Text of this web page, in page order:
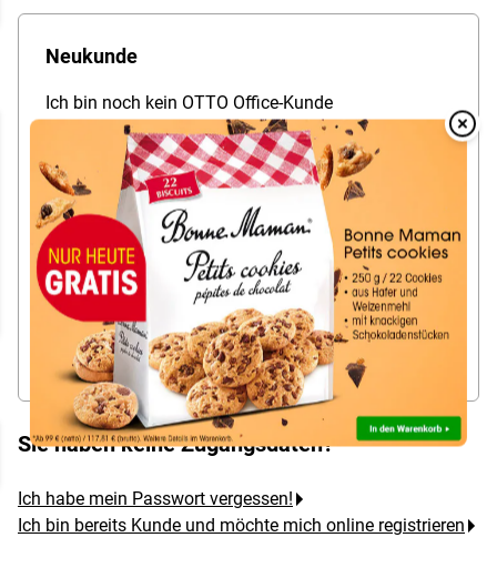
Overlay
Neukunde
Ich bin noch kein OTTO Office-Kunde
und möchtezum ersten Malbestellen.
Schon gewusst? Im Kundenkonto können Sie...
Merklisten verwalten
Bestellungen fürs Team organisieren
mehrere Lieferadressen verwalten
Jetzt neu registrieren
Sie haben keine Zugangsdaten?
Ich habe mein Passwort vergessen!
Ich bin bereits Kunde und möchte mich online registrieren